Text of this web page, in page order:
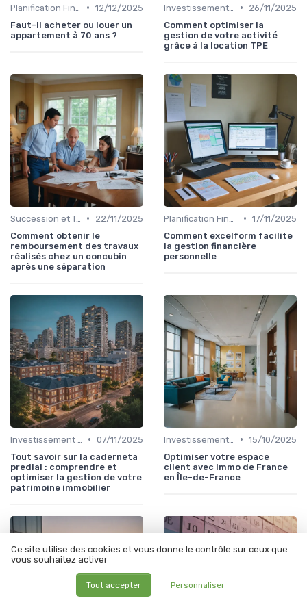
• 12/12/2025
Faut-il acheter ou louer un
appartement à 70 ans ?
•
26/11/2025
Comment optimiser la
gestion de votre activité
grâce à la location TPE
Succession et Transmission de Patrimoine •
22/11/2025
Comment obtenir le
remboursement des travaux
réalisés chez un concubin
après une séparation
• 17/11/2025
Comment excelform facilite
la gestion financière
personnelle
• 07/11/2025
Tout savoir sur la caderneta
predial : comprendre et
optimiser la gestion de votre
patrimoine immobilier
• 15/10/2025
Optimiser votre espace
client avec Immo de France
en Île-de-France
Ce site utilise des cookies et vous donne le contrôle sur ceux que
vous souhaitez activer
Tout accepter Personnaliser